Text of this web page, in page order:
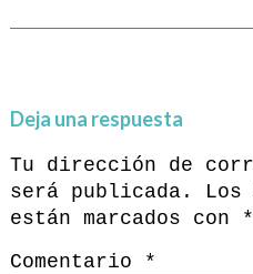
Deja una respuesta
Tu dirección de
será publicada.
están marcados con
*
Comentario
*